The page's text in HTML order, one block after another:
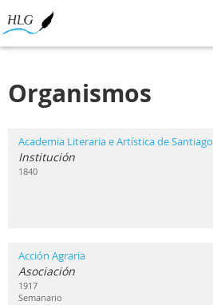
Organismos
Academia Literaria e Artística de Santiago
Institución
1840
Acción Agraria
Asociación
1917
Semanario